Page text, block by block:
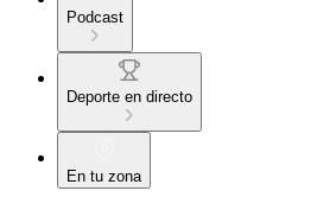
Podcast
Deporte en directo
En tu zona